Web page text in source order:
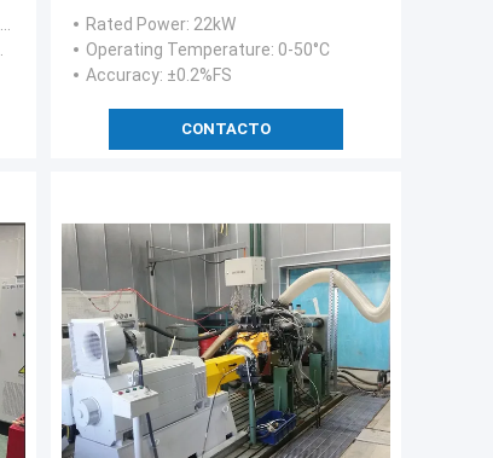
Rated Power: 22kW
Operating Temperature: 0-50°C
Accuracy: ±0.2%FS
CONTACTO